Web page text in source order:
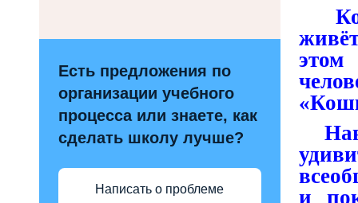
Есть предложения по
организации учебного
процесса или знаете, как
сделать школу лучше?
Написать о проблеме
этом
и